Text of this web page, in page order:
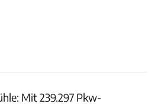
Mit 239.297 Pkw-